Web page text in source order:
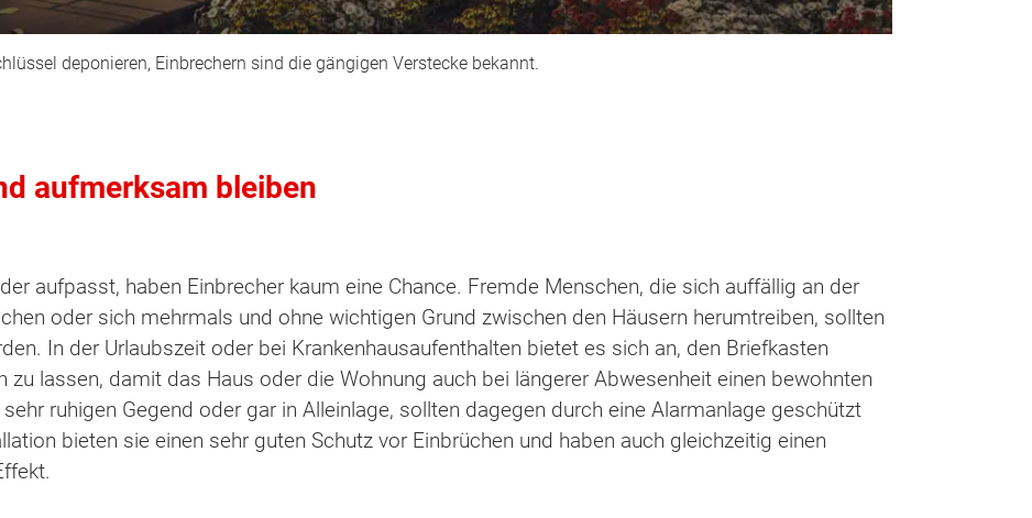
deponieren, Einbrechern sind die gängigen Verstecke bekannt.
aufmerksam bleiben
aufpasst, haben Einbrecher kaum eine Chance. Fremde Menschen, die sich auffällig an der
oder sich mehrmals und ohne wichtigen Grund zwischen den Häusern herumtreiben, sollten
In der Urlaubszeit oder bei Krankenhausaufenthalten bietet es sich an, den Briefkasten
zu lassen, damit das Haus oder die Wohnung auch bei längerer Abwesenheit einen bewohnten
ruhigen Gegend oder gar in Alleinlage, sollten dagegen durch eine Alarmanlage geschützt
bieten sie einen sehr guten Schutz vor Einbrüchen und haben auch gleichzeitig einen